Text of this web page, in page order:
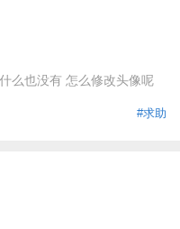
么也没有 怎么修改头像呢
#求助